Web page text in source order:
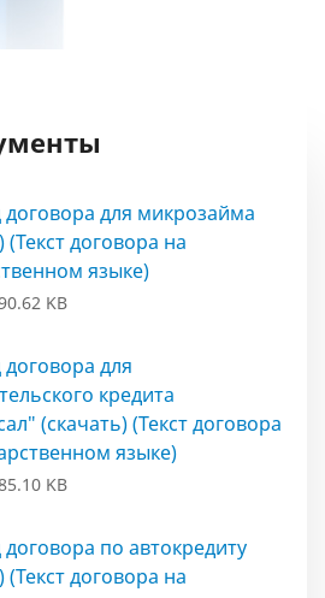
для микрозайма
(Текст договора на
языке)
KB
для
кредита
(скачать) (Текст договора
языке)
KB
по автокредиту
(Текст договора на